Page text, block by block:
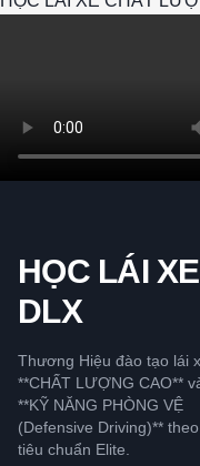
HỌC LÁI XE
DLX
Thương Hiệu đào tạo lái
**CHẤT LƯỢNG CAO**
**KỸ NĂNG PHÒNG VỆ
(Defensive Driving)** theo
tiêu chuẩn Elite.